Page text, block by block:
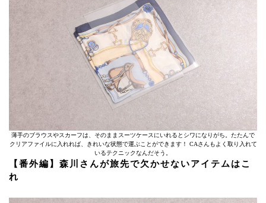
薄手のブラウスやスカーフは、そのままスーツケースにいれるとシワになりがち。たたんで
クリアファイルに入れれば、きれいな状態で運ぶことができます！ CAさんもよく取り入れて
いるテクニックなんだそう。
【番外編】森川さんが旅先で欠かせないアイテムはこ
れ